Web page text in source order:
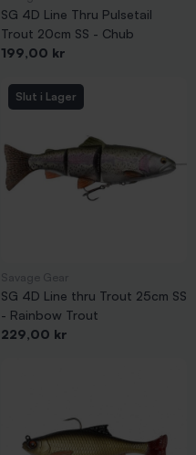
SG 4D Line Thru Pulsetail
Trout 20cm SS - Chub
Pris
199,00 kr
Slut i Lager
SG 4D Line thru Trout 25cm SS
- Rainbow Trout
Pris
229,00 kr